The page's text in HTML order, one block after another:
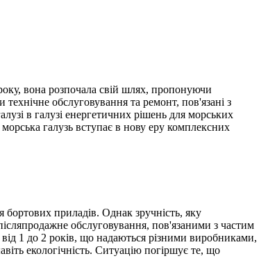
вона розпочала свій шлях, пропонуючи
обслуговування та ремонт, пов'язані з
в галузі енергетичних рішень для морських
галузь вступає в нову еру комплексних
приладів. Однак зручність, яку
обслуговування, пов'язаними з частим
1 до 2 років, що надаються різними виробниками,
екологічність. Ситуацію погіршує те, що